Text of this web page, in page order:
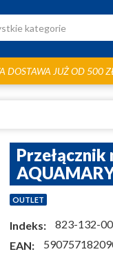
DOSTAWA JUŻ OD 500
OUTLET
Indeks:
823-132-00
EAN: